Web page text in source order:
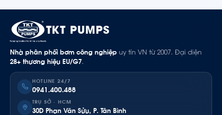
TKT PUMPS
Nhà phân phối bơm công nghiệp uy tín VN từ 2007. Đại diện
28+ thương hiệu EU/G7.
HOTLINE 24/7
0941.400.488
TRỤ SỞ · HCM
30D Phan Văn Sửu, P. Tân Bình